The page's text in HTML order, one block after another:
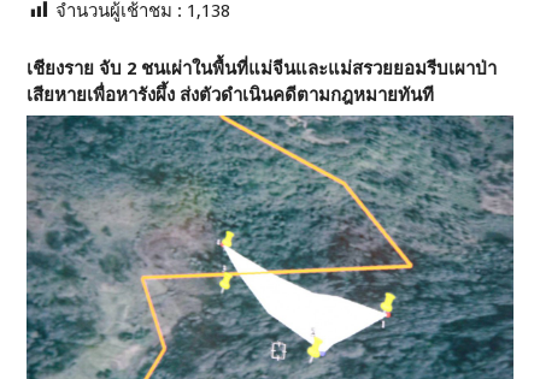
จำนวนผู้เช้าชม : 1,138
เชียงราย จับ 2 ชนเผ่าในพื้นที่แม่จีนและแม่สรวยยอมรีบเผาป่า
เสียหายเพื่อหารังผึ้ง ส่งตัวดำเนินคดีตามกฎหมายทันที